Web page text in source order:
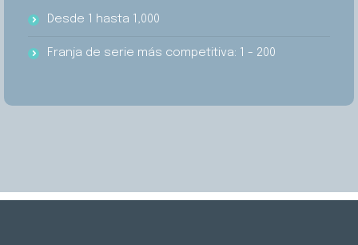
Desde 1 hasta 1,000
Franja de serie más competitiva: 1 - 200